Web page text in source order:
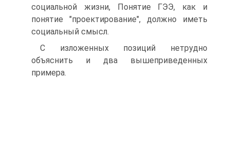
социальной жизни, Понятие ГЭЭ, как и
понятие "проектирование", должно иметь
социальный смысл.
С изложенных позиций нетрудно
объяснить и два вышеприведенных
примера.